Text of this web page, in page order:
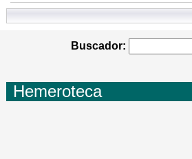
Buscador:
Hemeroteca